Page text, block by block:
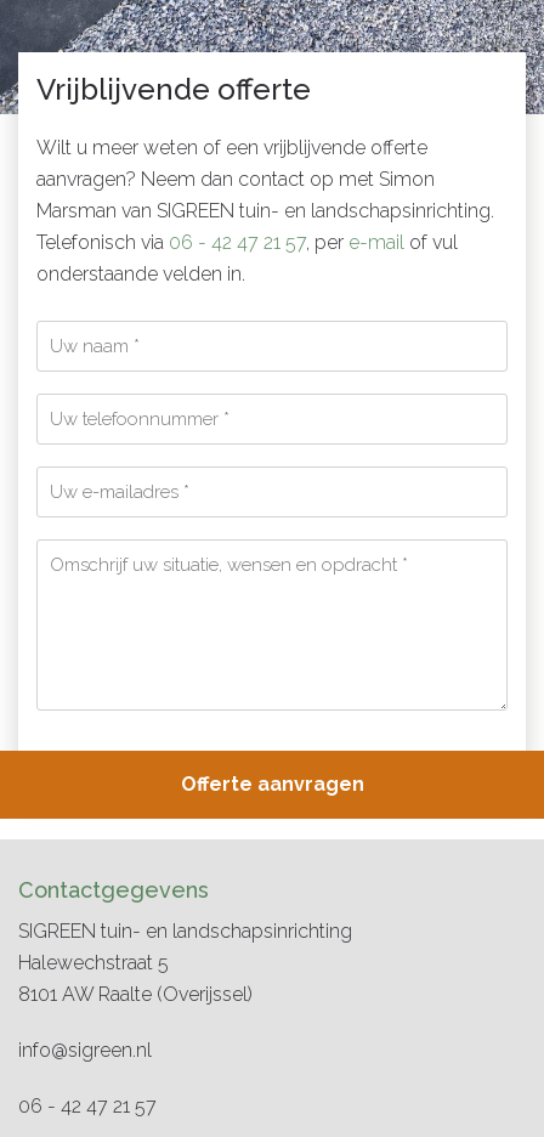
Vrijblijvende offerte
Wilt u meer weten of een vrijblijvende offerte
aanvragen? Neem dan contact op met Simon
Marsman van SIGREEN tuin- en landschapsinrichting.
Telefonisch via 06 - 42 47 21 57, per e-mail of vul
onderstaande velden in.
Contactgegevens
SIGREEN tuin- en landschapsinrichting
Halewechstraat 5
8101 AW Raalte (Overijssel)
info@sigreen.nl
06 - 42 47 21 57